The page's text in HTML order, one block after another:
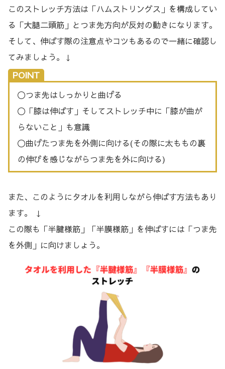
このストレッチ方法は「ハムストリングス」を構成してい
る「大腿二頭筋」とつま先方向が反対の動きになります。
そして、伸ばす際の注意点やコツもあるので一緒に確認し
てみましょう。↓
POINT
〇つま先はしっかりと曲げる
〇「膝は伸ばす」そしてストレッチ中に「膝が曲が
らないこと」も意識
〇曲げたつま先を外側に向ける(その際に太ももの裏
の伸びを感じながらつま先を外に向ける)
また、このようにタオルを利用しながら伸ばす方法もあり
ます。 ↓
この際も「半腱様筋」「半膜様筋」を伸ばすには「つま先
を外側」に向けましょう。